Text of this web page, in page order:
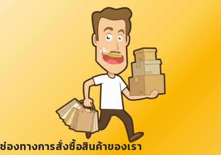
ช่องทางการสั่งซื้อสินค้าของเรา